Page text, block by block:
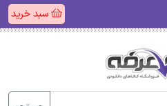
سبد خرید